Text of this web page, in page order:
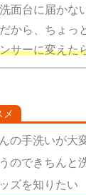
面台に届かな
から、ちょっ
サーに変えた
メ
の手洗いが大
のできちんと
ズを知りたい